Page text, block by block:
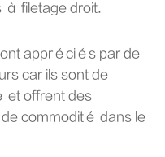
à filetage droit.
appréciés par de
car ils sont de
et offrent des
commodité dans le